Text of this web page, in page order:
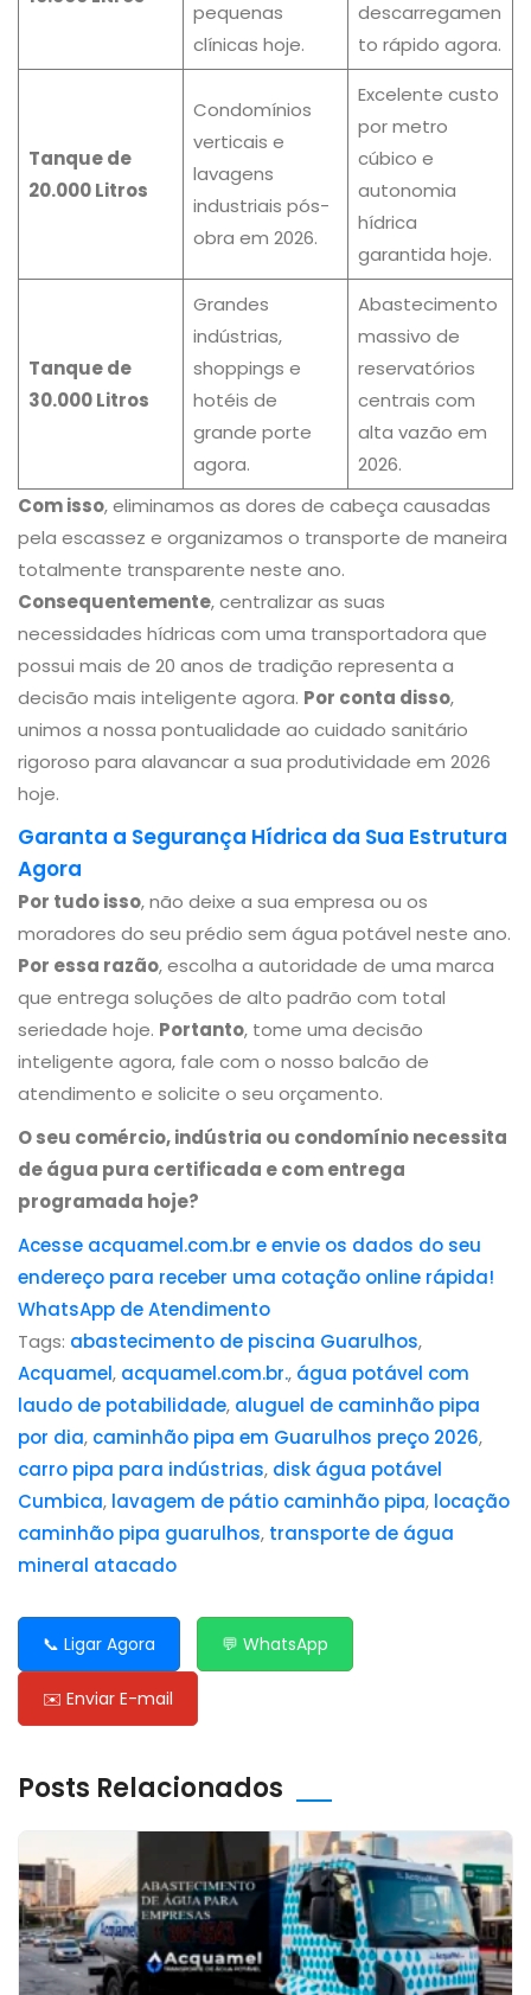
pequenas
clínicas hoje.
descarregamen
to rápido agora.
Tanque de
20.000 Litros
Condomínios
verticais e
lavagens
industriais pós-
obra em 2026.
Excelente custo
por metro
cúbico e
autonomia
hídrica
garantida hoje.
Tanque de
30.000 Litros
Grandes
indústrias,
shoppings e
hotéis de
grande porte
agora.
Abastecimento
massivo de
reservatórios
centrais com
alta vazão em
2026.
Com isso, eliminamos as dores de cabeça causadas
pela escassez e organizamos o transporte de maneira
totalmente transparente neste ano.
Consequentemente, centralizar as suas
necessidades hídricas com uma transportadora que
possui mais de 20 anos de tradição representa a
decisão mais inteligente agora. Por conta disso,
unimos a nossa pontualidade ao cuidado sanitário
rigoroso para alavancar a sua produtividade em 2026
hoje.
Garanta a Segurança Hídrica da Sua Estrutura
Agora
Por tudo isso, não deixe a sua empresa ou os
moradores do seu prédio sem água potável neste ano.
Por essa razão, escolha a autoridade de uma marca
que entrega soluções de alto padrão com total
seriedade hoje. Portanto, tome uma decisão
inteligente agora, fale com o nosso balcão de
atendimento e solicite o seu orçamento.
O seu comércio, indústria ou condomínio necessita
de água pura certificada e com entrega
programada hoje?
Acesse acquamel.com.br e envie os dados do seu
endereço para receber uma cotação online rápida!
WhatsApp de Atendimento
Tags: abastecimento de piscina Guarulhos,
Acquamel, acquamel.com.br., água potável com
laudo de potabilidade, aluguel de caminhão pipa
por dia, caminhão pipa em Guarulhos preço 2026,
carro pipa para indústrias, disk água potável
Cumbica, lavagem de pátio caminhão pipa, locação
caminhão pipa guarulhos, transporte de água
mineral atacado
📞 Ligar Agora 💬 WhatsApp
✉️ Enviar E-mail
Posts Relacionados